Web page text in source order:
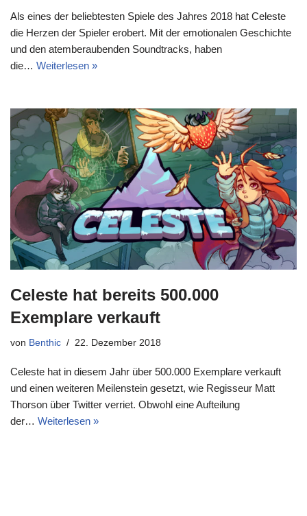
Als eines der beliebtesten Spiele des Jahres 2018 hat Celeste
die Herzen der Spieler erobert. Mit der emotionalen Geschichte
und den atemberaubenden Soundtracks, haben
die… Weiterlesen »
Celeste hat bereits 500.000
Exemplare verkauft
von Benthic 22. Dezember 2018
Celeste hat in diesem Jahr über 500.000 Exemplare verkauft
und einen weiteren Meilenstein gesetzt, wie Regisseur Matt
Thorson über Twitter verriet. Obwohl eine Aufteilung
der… Weiterlesen »